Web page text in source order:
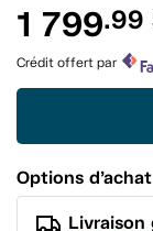
ce
1 799.99
Crédit offert par
Options d’achat
Livraison